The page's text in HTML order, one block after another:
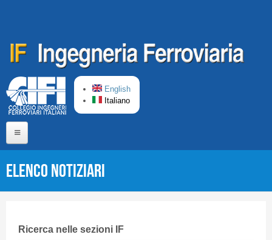
English
Italiano
CIFI in breve
Elenco Notiziari
Ricerca nelle sezioni IF